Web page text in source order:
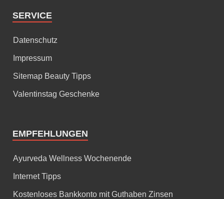
SERVICE
Datenschutz
Impressum
Sitemap Beauty Tipps
Valentinstag Geschenke
EMPFEHLUNGEN
Ayurveda Wellness Wochenende
Internet Tipps
Kostenloses Bankkonto mit Guthaben Zinsen